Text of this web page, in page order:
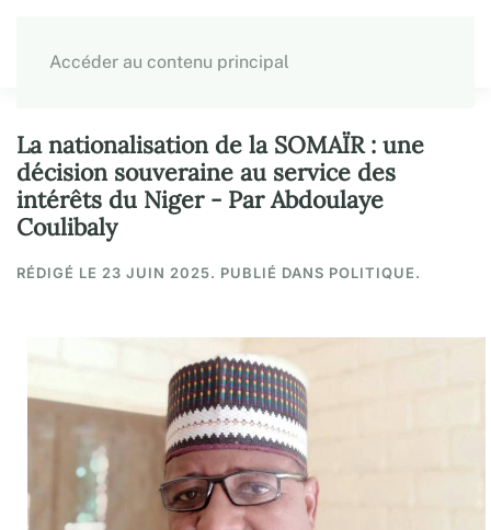
Accéder au contenu principal
La nationalisation de la SOMAÏR : une
décision souveraine au service des
intérêts du Niger - Par Abdoulaye
Coulibaly
RÉDIGÉ LE 23 JUIN 2025. PUBLIÉ DANS POLITIQUE.